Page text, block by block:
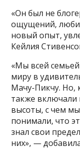
«Он был не
ощущений,
новый опыт,
Кейлия
«Мы всей
миру в
Мачу-Пикчу. Но,
также
высоты, с чем
понимали, что
знал свои
них», —